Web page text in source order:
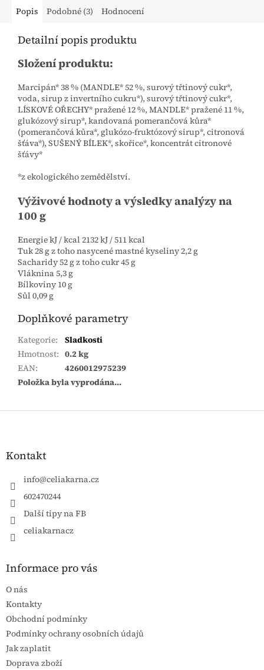
Popis Podobné (3) Hodnocení
Detailní popis produktu
Složení produktu:
Marcipán* 38 % (MANDLE* 52 %, surový třtinový cukr*,
voda, sirup z invertního cukru*), surový třtinový cukr*,
LÍSKOVÉ OŘECHY* pražené 12 %, MANDLE* pražené 11 %,
glukózový sirup*, kandovaná pomerančová kůra*
(pomerančová kůra*, glukózo-fruktózový sirup*, citronová
šťáva*), SUŠENÝ BÍLEK*, skořice*, koncentrát citronové
šťávy*
*z ekologického zemědělství.
Výživové hodnoty a výsledky analýzy na
100 g
Energie kJ / kcal 2132 kJ / 511 kcal
Tuk 28 g z toho nasycené mastné kyseliny 2,2 g
Sacharidy 52 g z toho cukr 45 g
Vláknina 5,3 g
Bílkoviny 10 g
Sůl 0,09 g
Doplňkové parametry
Kategorie:
Sladkosti
Hmotnost: 0.2 kg
EAN:
4260012975239
Položka byla vyprodána…
Zápatí
Kontakt
info@celiakarna.cz
602470244
Další tipy na FB
celiakarnacz
Informace pro vás
O nás
Kontakty
Obchodní podmínky
Podmínky ochrany osobních údajů
Jak zaplatit
Doprava zboží